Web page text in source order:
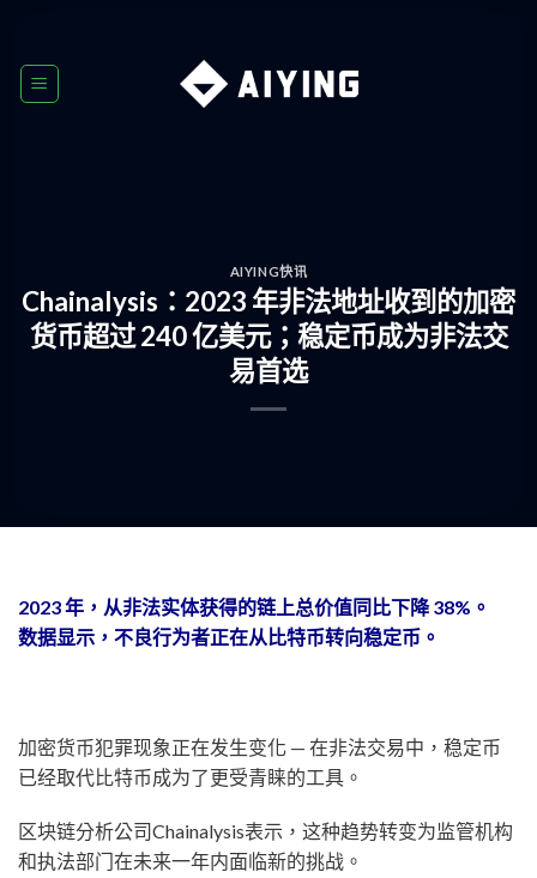
content
AIYING快讯
Chainalysis：2023 年非法地址收到的加密
货币超过 240 亿美元；稳定币成为非法交
易首选
2023 年，从非法实体获得的链上总价值同比下降 38%。
数据显示，不良行为者正在从比特币转向稳定币。
加密货币犯罪现象正在发生变化 — 在非法交易中，稳定币
已经取代比特币成为了更受青睐的工具。
区块链分析公司Chainalysis表示，这种趋势转变为监管机构
和执法部门在未来一年内面临新的挑战。